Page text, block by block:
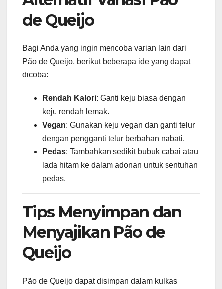
de Queijo
Bagi Anda yang ingin mencoba varian lain dari
Pão de Queijo, berikut beberapa ide yang dapat
dicoba:
Rendah Kalori: Ganti keju biasa dengan
keju rendah lemak.
Vegan: Gunakan keju vegan dan ganti telur
dengan pengganti telur berbahan nabati.
Pedas: Tambahkan sedikit bubuk cabai atau
lada hitam ke dalam adonan untuk sentuhan
pedas.
Tips Menyimpan dan
Menyajikan Pão de
Queijo
Pão de Queijo dapat disimpan dalam kulkas